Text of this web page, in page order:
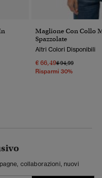
Maglione Con Collo
Spazzolate
Altri Colori Disponibili
€ 66,49Prezzo Ridotto Da
€ 94,99A
Risparmi 30%
collaborazioni, nuovi